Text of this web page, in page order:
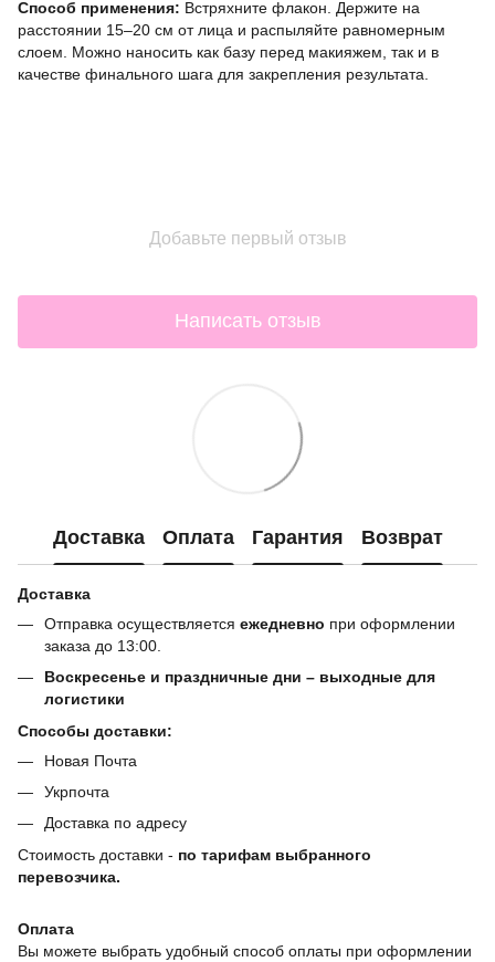
Способ применения: Встряхните флакон. Держите на
расстоянии 15–20 см от лица и распыляйте равномерным
слоем. Можно наносить как базу перед макияжем, так и в
качестве финального шага для закрепления результата.
Добавьте первый отзыв
Написать отзыв
Доставка Оплата Гарантия Возврат
Доставка
Отправка осуществляется ежедневно при оформлении
заказа до 13:00.
Воскресенье и праздничные дни – выходные для
логистики
Способы доставки:
Новая Почта
Укрпочта
Доставка по адресу
Стоимость доставки - по тарифам выбранного
перевозчика.
Оплата
Вы можете выбрать удобный способ оплаты при оформлении